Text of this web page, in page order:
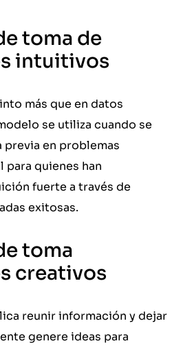
toma de
intuitivos
más que en datos
se utiliza cuando se
en problemas
para quienes han
fuerte a través de
exitosas.
toma
creativos
reunir información y dejar
genere ideas para